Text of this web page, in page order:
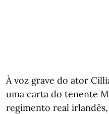
À voz grave do ator
uma carta do tenente
regimento real